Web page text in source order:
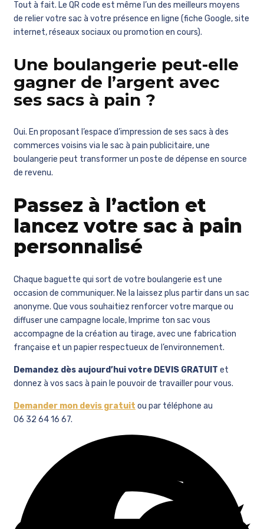
Tout à fait. Le QR code est même l’un des meilleurs moyens
de relier votre sac à votre présence en ligne (fiche Google, site
internet, réseaux sociaux ou promotion en cours).
Une boulangerie peut-elle
gagner de l’argent avec
ses sacs à pain ?
Oui. En proposant l’espace d’impression de ses sacs à des
commerces voisins via le sac à pain publicitaire, une
boulangerie peut transformer un poste de dépense en source
de revenu.
Passez à l’action et
lancez votre sac à pain
personnalisé
Chaque baguette qui sort de votre boulangerie est une
occasion de communiquer. Ne la laissez plus partir dans un sac
anonyme. Que vous souhaitiez renforcer votre marque ou
diffuser une campagne locale, Imprime ton sac vous
accompagne de la création au tirage, avec une fabrication
française et un papier respectueux de l’environnement.
Demandez dès aujourd’hui votre DEVIS GRATUIT et
donnez à vos sacs à pain le pouvoir de travailler pour vous.
Demander mon devis gratuit ou par téléphone au
06 32 64 16 67.